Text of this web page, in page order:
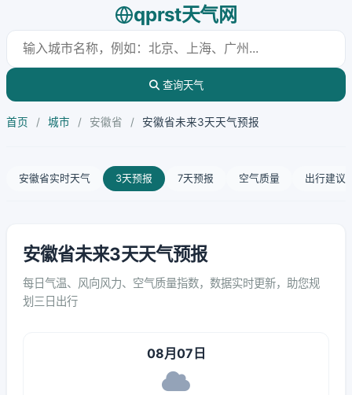
qprst天气网
查询天气
首页 / 城市 / 安徽省 / 安徽省未来3天天气预报
安徽省实时天气 3天预报 7天预报 空气质量 出行建议
安徽省未来3天天气预报
每日气温、风向风力、空气质量指数，数据实时更新，助您规
划三日出行
08月07日